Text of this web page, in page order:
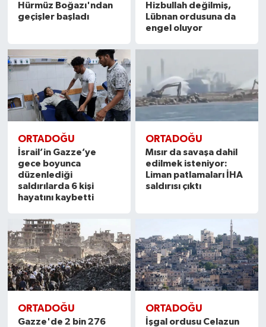
Hürmüz Boğazı'ndan
geçişler başladı
Hizbullah değilmiş,
Lübnan ordusuna da
engel oluyor
ORTADOĞU
İsrail’in Gazze’ye
gece boyunca
düzenlediği
saldırılarda 6 kişi
hayatını kaybetti
ORTADOĞU
Mısır da savaşa dahil
edilmek isteniyor:
Liman patlamaları İHA
saldırısı çıktı
ORTADOĞU
Gazze'de 2 bin 276
ORTADOĞU
İşgal ordusu Celazun